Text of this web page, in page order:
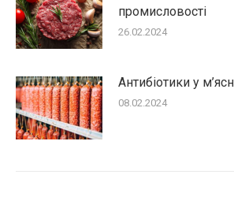
промисловості
26.02.2024
Антибіотики у
08.02.2024